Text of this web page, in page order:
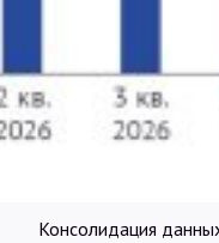
Консолидация